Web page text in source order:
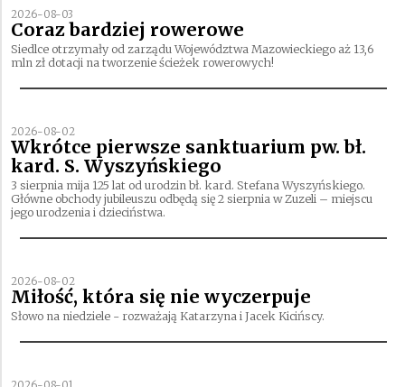
2026-08-03
Coraz bardziej rowerowe
Siedlce otrzymały od zarządu Województwa Mazowieckiego aż 13,6
mln zł dotacji na tworzenie ścieżek rowerowych!
2026-08-02
Wkrótce pierwsze sanktuarium pw. bł.
kard. S. Wyszyńskiego
3 sierpnia mija 125 lat od urodzin bł. kard. Stefana Wyszyńskiego.
Główne obchody jubileuszu odbędą się 2 sierpnia w Zuzeli – miejscu
jego urodzenia i dzieciństwa.
2026-08-02
Miłość, która się nie wyczerpuje
Słowo na niedziele - rozważają Katarzyna i Jacek Kicińscy.